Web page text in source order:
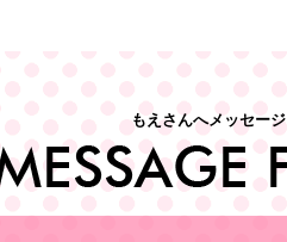
もえさんへメッセージ